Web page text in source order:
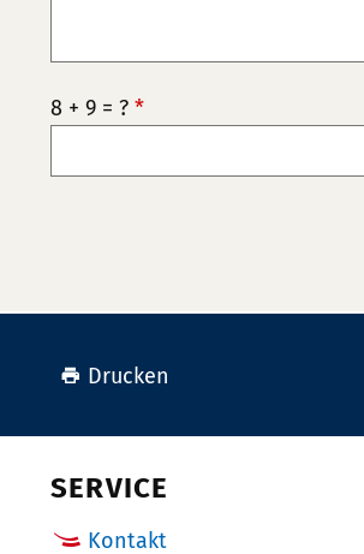
8 + 9 = ? *
Drucken
SERVICE
Kontakt